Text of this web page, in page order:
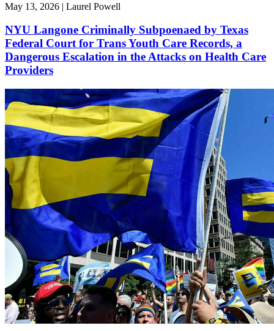
May 13, 2026 | Laurel Powell
NYU Langone Criminally Subpoenaed by Texas
Federal Court for Trans Youth Care Records, a
Dangerous Escalation in the Attacks on Health Care
Providers